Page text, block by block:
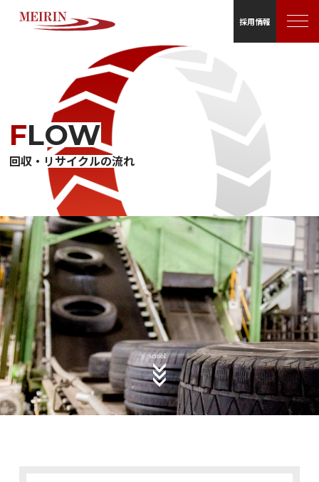
採用情報
FLOW
回収・リサイクルの流れ